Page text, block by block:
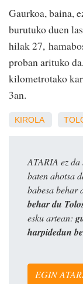
Gaurkoa, baina,
burutuko duen
hilak 27,
proban arituko
kilometrotako
3an.
KIROLA
ATARIA ez
baten ahotsa
babesa behar
behar du
esku artean:
harpidedun
EGIN